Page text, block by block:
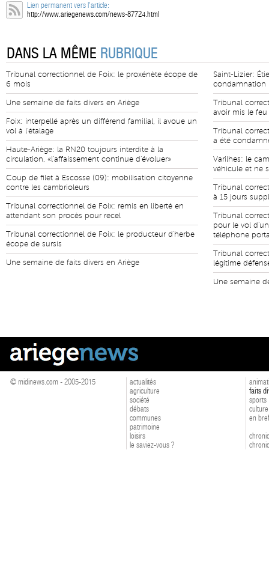
Lien permanent vers l'article:
http://www.ariegenews.com/news-87724.html
DANS LA MÊME RUBRIQUE
Tribunal correctionnel de Foix: le proxénète écope de
6 mois
Une semaine de faits divers en Ariège
Foix: interpellé après un différend familial, il avoue un
vol à l'étalage
Haute-Ariège: la RN20 toujours interdite à la
circulation, «l'affaissement continue d'évoluer»
Coup de filet à Escosse (09): mobilisation citoyenne
contre les cambrioleurs
Tribunal correctionnel de Foix: remis en liberté en
attendant son procès pour recel
Tribunal correctionnel de Foix: le producteur d'herbe
écope de sursis
Une semaine de faits divers en Ariège
Saint-Lizier:
condamnation
Tribunal
avoir mis le feu
Tribunal
a été
Varilhes: le
véhicule et ne
Tribunal
à 15 jours
Tribunal
pour le vol
téléphone
Tribunal
légitime
Une semaine
© midinews.com - 2005-2015
actualités
agriculture
société
débats
communes
patrimoine
loisirs
le saviez-vous ?
faits
sports
culture
en bref